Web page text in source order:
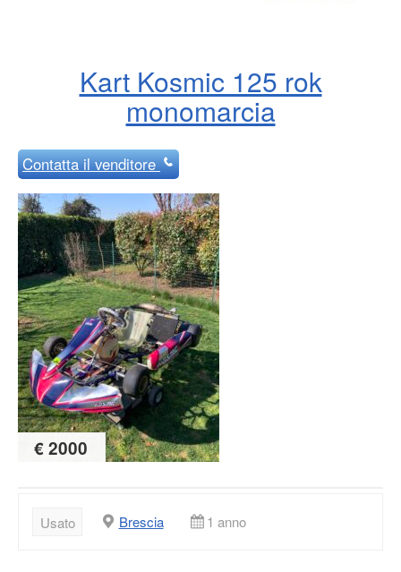
Kart Kosmic 125 rok
monomarcia
Contattail venditore
€ 2000
Usato Brescia 1 anno